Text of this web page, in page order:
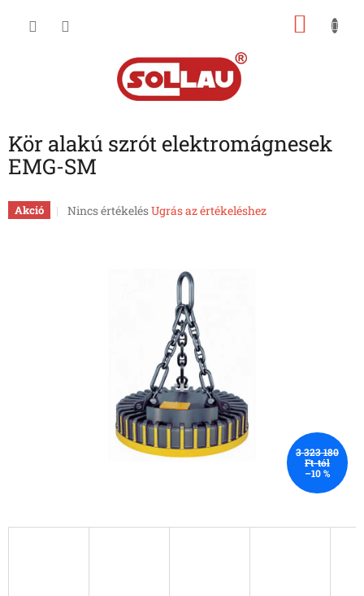
Kör alakú szrót elektromágnesek
EMG-SM
Akció
A
Nincs értékelésUgrás az értékeléshez
3 323 180
Ft-tól
–10 %